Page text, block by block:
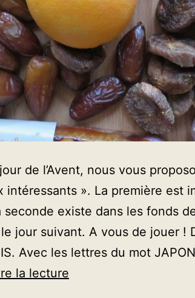
de l’Avent, nous vous
intéressants ». La première est
seconde existe dans les fonds
jour suivant. A vous de jouer !
Avec les lettres du mot
la lecture